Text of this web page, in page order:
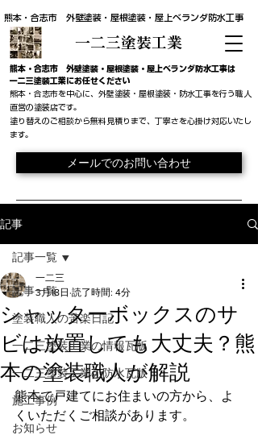
熊本・合志市 外壁塗装・屋根塗装・屋上ベランダ防水工事
一二三塗装工業
​熊本・合志市 外壁塗装・屋根塗装・屋上ベランダ防水工事は
一二三塗装工業にお任せください
熊本・合志市を中心に、外壁塗装・屋根塗装・防水工事を行う職人
直営の塗装店です。
​塗り替えのご相談から無料見積りまで、丁寧さを心掛け対応いたし
ます。
メールでのお問い合わせ
記事
記事一覧
塗装職人の苦楽日記
一二三塗装工業の情報瓦版
一二三塗装工業の防水瓦版
施工事例
お知らせ
記事一覧
シャッターボックスのサ
ビは放置しても大丈夫？熊
本の塗装職人が解説
一二三
3月18日 読了時間: 4分
熊本で戸建てにお住まいの方から、よ
くいただくご相談があります。